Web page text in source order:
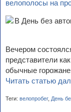
велополосы на
Вечером
представители
обычные
Читать статью
Теги: велопробег, День